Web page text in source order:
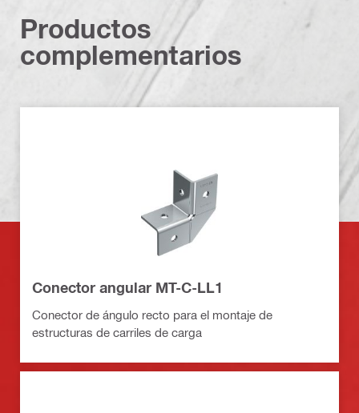
Productos
complementarios
Conector angular MT-C-LL1
Conector de ángulo recto para el montaje de
estructuras de carriles de carga